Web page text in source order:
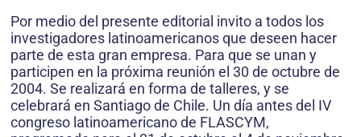
Por medio del presente editorial invito a todos los
investigadores latinoamericanos que deseen hacer
parte de esta gran empresa. Para que se unan y
participen en la próxima reunión el 30 de octubre de
2004. Se realizará en forma de talleres, y se
celebrará en Santiago de Chile. Un día antes del IV
congreso latinoamericano de FLASCYM,